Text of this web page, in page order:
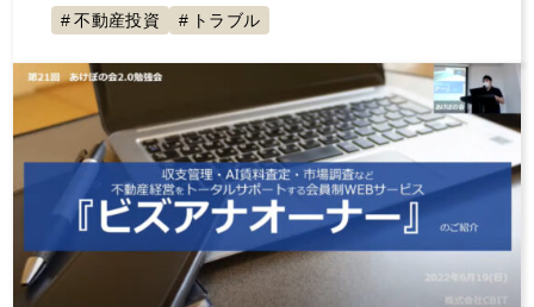
不動産投資
トラブル